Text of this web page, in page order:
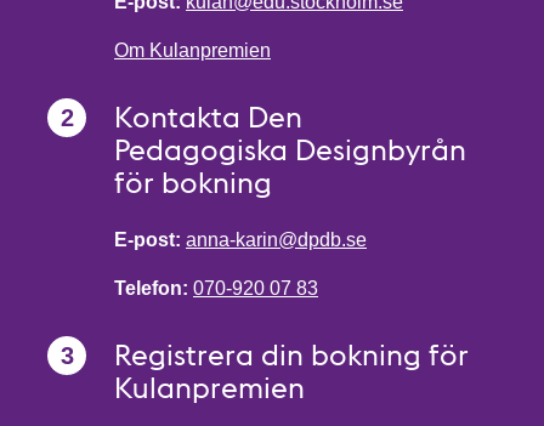
Om Kulanpremien
Kontakta Den
Pedagogiska Designbyrån
för bokning
E-post: anna-karin@dpdb.se
Telefon: 070-920 07 83
Registrera din bokning för
Kulanpremien